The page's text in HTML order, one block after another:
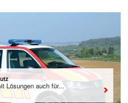
Lösungen auch für...